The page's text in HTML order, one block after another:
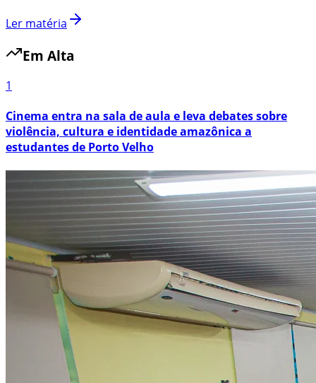
Ler matéria
Em Alta
1
Cinema entra na sala de aula e leva debates sobre
violência, cultura e identidade amazônica a
estudantes de Porto Velho